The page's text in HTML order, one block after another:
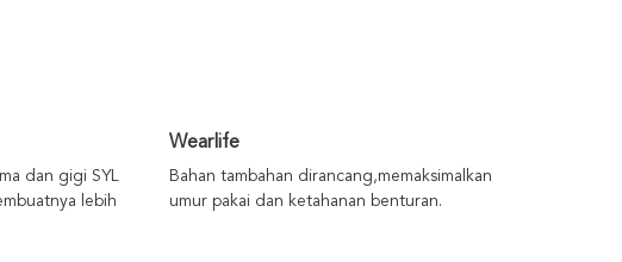
dan gigi SYL
lebih
Wearlife
Bahan tambahan dirancang,memaksimalkan
umur pakai dan ketahanan benturan.